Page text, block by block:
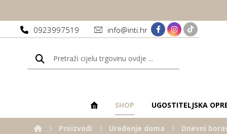
0923997519 info@inti.hr
SHOP UGOSTITELJSKA
Proizvodi Uređenje doma Dnevni